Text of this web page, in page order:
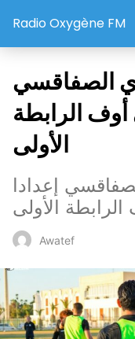
Radio Oxygène FM
الصفاقسي
أوف الرابطة
الأولى
إعدادا
الأولى
Awatef